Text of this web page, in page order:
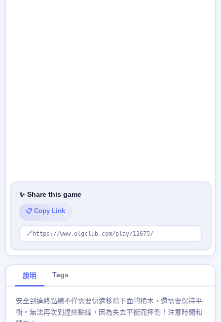
✨ Share this game
📋 Copy Link
🔗 https://www.olgclub.com/play/12675/
說明 Tags
安全到達終點線不僅需要快速移除下面的積木，還需要保持平
衡。無法再次到達終點線，因為失去平衡而摔倒！注意時間和